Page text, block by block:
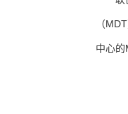
（
中心的